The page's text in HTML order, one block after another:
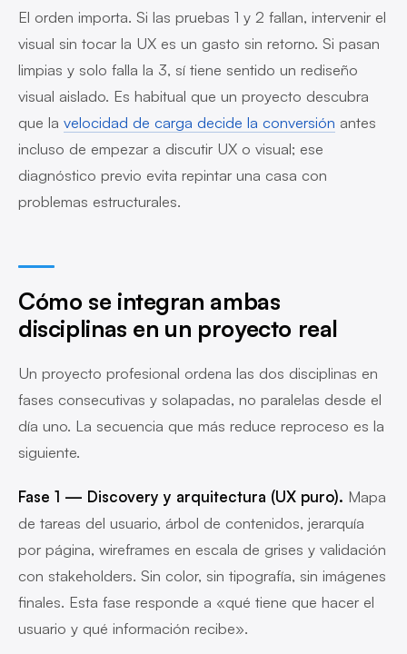
El orden importa. Si las pruebas 1 y 2 fallan, intervenir el
visual sin tocar la UX es un gasto sin retorno. Si pasan
limpias y solo falla la 3, sí tiene sentido un rediseño
visual aislado. Es habitual que un proyecto descubra
que la velocidad de carga decide la conversión antes
incluso de empezar a discutir UX o visual; ese
diagnóstico previo evita repintar una casa con
problemas estructurales.
Cómo se integran ambas
disciplinas en un proyecto real
Un proyecto profesional ordena las dos disciplinas en
fases consecutivas y solapadas, no paralelas desde el
día uno. La secuencia que más reduce reproceso es la
siguiente.
Fase 1 — Discovery y arquitectura (UX puro). Mapa
de tareas del usuario, árbol de contenidos, jerarquía
por página, wireframes en escala de grises y validación
con stakeholders. Sin color, sin tipografía, sin imágenes
finales. Esta fase responde a «qué tiene que hacer el
usuario y qué información recibe».